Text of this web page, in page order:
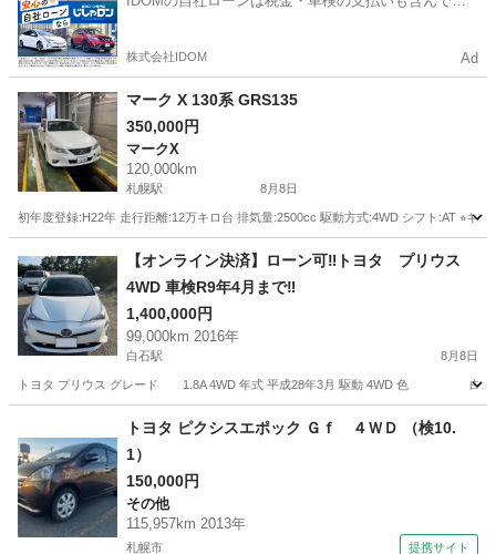
株式会社IDOM Ad
マーク X 130系 GRS135
350,000円
マークX
120,000km
札幌駅 8月8日
初年度登録:H22年 走行距離:12万キロ台 排気量:2500cc 駆動方式:4WD シフト:AT ⭐︎キー
札幌駅 マークX 走行距離
【オンライン決済】ローン可‼️トヨタ プリウス
4WD 車検R9年4月まで‼️
1,400,000円
99,000km 2016年
白石駅 8月8日
トヨタ プリウス グレード 1.8A 4WD 年式 平成28年3月 駆動 4WD 色
白石駅
トヨタ ピクシスエポック Ｇｆ ４ＷＤ （検10.
1）
150,000円
その他
115,957km 2013年
札幌市 提携サイト